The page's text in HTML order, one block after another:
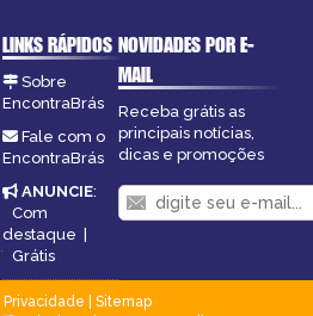
LINKS RÁPIDOS
Sobre
EncontraBrás
Fale com o
EncontraBrás
ANUNCIE:
Com
destaque |
Grátis
NOVIDADES POR E-
MAIL
Receba grátis as
principais notícias,
dicas e promoções
Privacidade
Sitemap